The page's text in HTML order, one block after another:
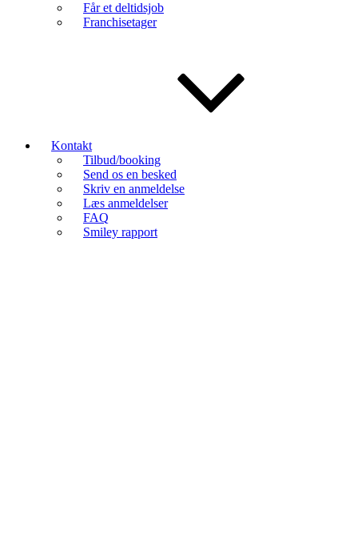
Får et deltidsjob
Franchisetager
Kontakt
Tilbud/booking
Send os en besked
Skriv en anmeldelse
Læs anmeldelser
FAQ
Smiley rapport